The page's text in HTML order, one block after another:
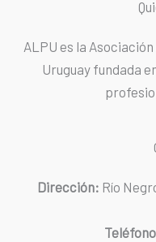
ALPU es la
Uruguay fundada
Dirección: Río